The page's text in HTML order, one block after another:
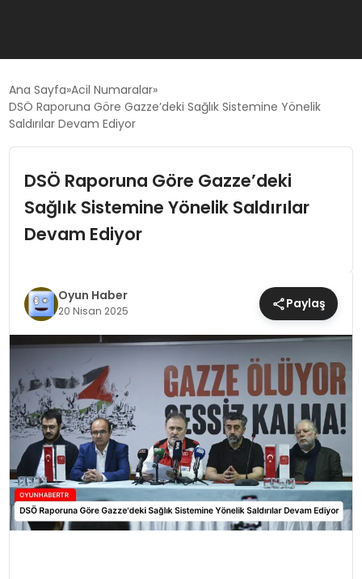
GÜNCEL
OYUN HABERLERI
EKONOMI
EĞITIM
SAĞLIK
TEKNOLOJI
YAŞAM
Ana Sayfa Acil Numaralar
DSÖ Raporuna Göre Gazze’deki Sağlık Sistemine Yönelik
Saldırılar Devam Ediyor
DSÖ Raporuna Göre Gazze’deki
Sağlık Sistemine Yönelik Saldırılar
Devam Ediyor
Oyun Haber
20 Nisan 2025 Paylaş